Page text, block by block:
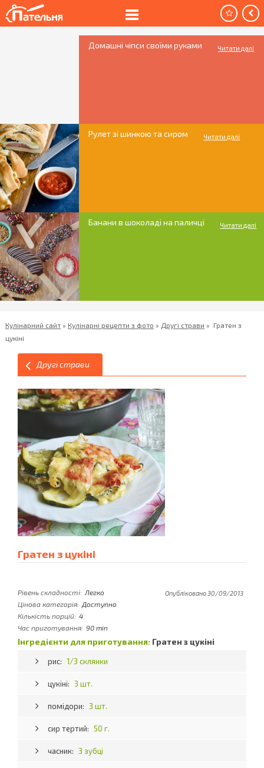
Домашні чіпси своїми руками Читати далі
Рулет зі шинкою та сиром Читати далі
Банани в шоколаді на паличці Читати далі
Кулінарний сайт» Кулінарні рецепти з фото » Другі страви » Гратен з
цукіні
Другі страви
Гратен з цукіні
Рівень складності: Легко
Цінова категорія: Доступно
Кількість порцій: 4
Час приготування: 90 min
Опубліковано 30/09/2013
Інгредієнти для приготування: Гратен з цукіні
рис: 1/3 склянки
цукіні: 3 шт.
помідори: 3 шт.
сир тертий: 50 г.
часник: 3 зубці